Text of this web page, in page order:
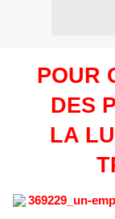
POUR
DES
LA